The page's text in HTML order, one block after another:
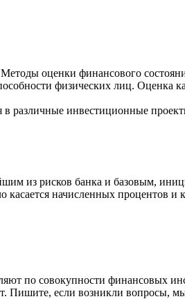
оценки финансового
физических лиц. Оценка
в различные инвестиционные
из рисков банка и базовым,
касается начисленных
по совокупности финансовых
Пишите, если возникли вопросы,